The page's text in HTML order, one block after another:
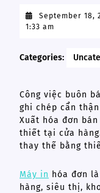
September 18,
1:33 am
Categories:
Công việc buôn
ghi chép cẩn
Xuất hóa đơn
thiết tại cửa
thay thế bằng
Máy in hóa đơn
hàng, siêu thị,